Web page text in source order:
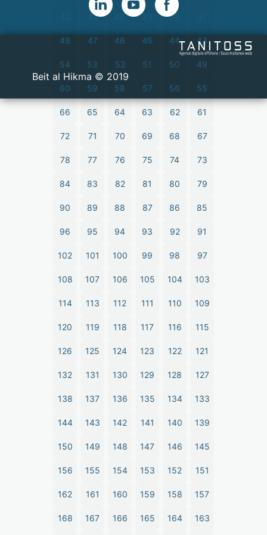
38
39
40
41
43
44
45
46
47
48
49
50
51
52
53
54
55
56
57
58
59
60
61
62
63
64
65
66
67
68
69
70
71
72
73
74
75
76
77
78
79
80
81
82
83
84
85
86
87
88
89
90
91
92
93
94
95
96
97
98
99
100
101
102
103
104
105
106
107
108
109
110
111
112
113
114
115
116
117
118
119
120
121
122
123
124
125
126
127
128
129
130
131
132
133
134
135
136
137
138
139
140
141
142
143
144
145
146
147
148
149
150
151
152
153
154
155
156
157
158
159
160
161
162
163
164
165
166
167
168
2019 © Beit al Hikma